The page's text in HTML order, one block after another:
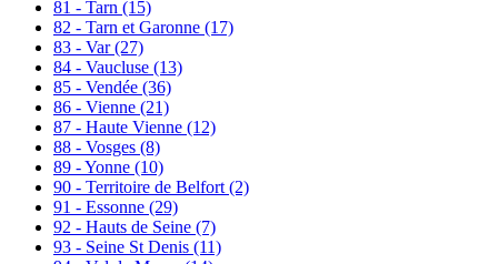
81 - Tarn (15)
82 - Tarn et Garonne (17)
83 - Var(27)
84 - Vaucluse (13)
85 - Vendée (36)
86 - Vienne (21)
87 - Haute Vienne (12)
88 - Vosges (8)
89 - Yonne (10)
90 - Territoire de Belfort (2)
91 - Essonne (29)
92 - Hauts de Seine (7)
93 - Seine St Denis (11)